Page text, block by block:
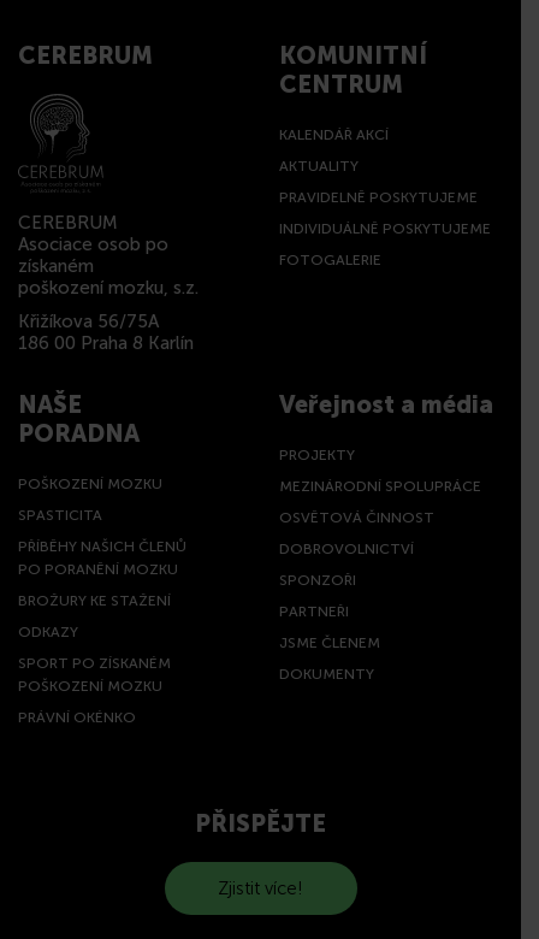
CEREBRUM
CEREBRUM
Asociace osob po
získaném
poškození mozku, s.z.
Křižíkova 56/75A
186 00 Praha 8 Karlín
KOMUNITNÍ
CENTRUM
KALENDÁŘ AKCÍ
AKTUALITY
PRAVIDELNĚ POSKYTUJEME
INDIVIDUÁLNĚ POSKYTUJEME
FOTOGALERIE
NAŠE
PORADNA
POŠKOZENÍ MOZKU
SPASTICITA
PŘÍBĚHY NAŠICH ČLENŮ
PO PORANĚNÍ MOZKU
BROŽURY KE STAŽENÍ
ODKAZY
SPORT PO ZÍSKANÉM
POŠKOZENÍ MOZKU
PRÁVNÍ OKÉNKO
Veřejnost a média
PROJEKTY
MEZINÁRODNÍ SPOLUPRÁCE
OSVĚTOVÁ ČINNOST
DOBROVOLNICTVÍ
SPONZOŘI
PARTNEŘI
JSME ČLENEM
DOKUMENTY
PŘISPĚJTE
Zjistit více!